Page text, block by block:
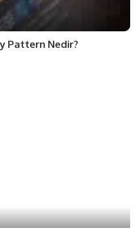
Pattern Nedir?